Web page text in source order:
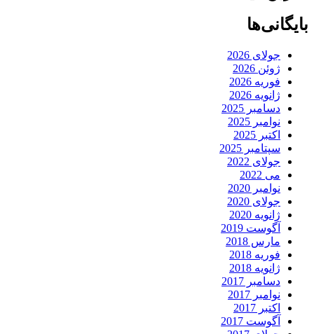
بایگانی‌ها
جولای 2026
ژوئن 2026
فوریه 2026
ژانویه 2026
دسامبر 2025
نوامبر 2025
اکتبر 2025
سپتامبر 2025
جولای 2022
می 2022
نوامبر 2020
جولای 2020
ژانویه 2020
آگوست 2019
مارس 2018
فوریه 2018
ژانویه 2018
دسامبر 2017
نوامبر 2017
اکتبر 2017
آگوست 2017